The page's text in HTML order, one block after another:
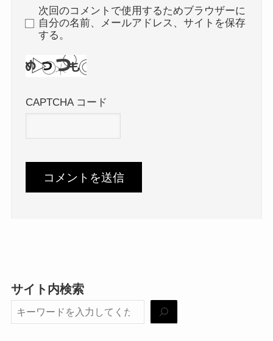
次回のコメントで使用するためブラウザーに
自分の名前、メールアドレス、サイトを保存
する。
CAPTCHA コード
サイト内検索